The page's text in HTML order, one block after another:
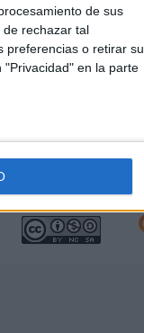
de sus
rechazar tal
preferencias o retirar su
en la parte